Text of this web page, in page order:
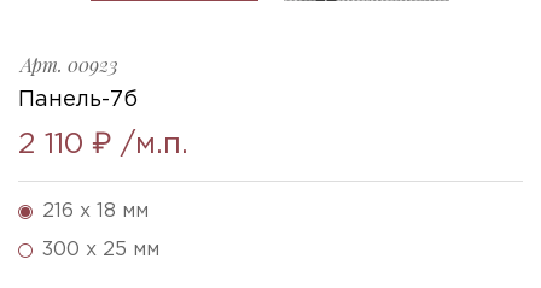
Арт. 00923
Панель-7б
2 110 ₽ /м.п.
216 x 18 мм
300 x 25 мм